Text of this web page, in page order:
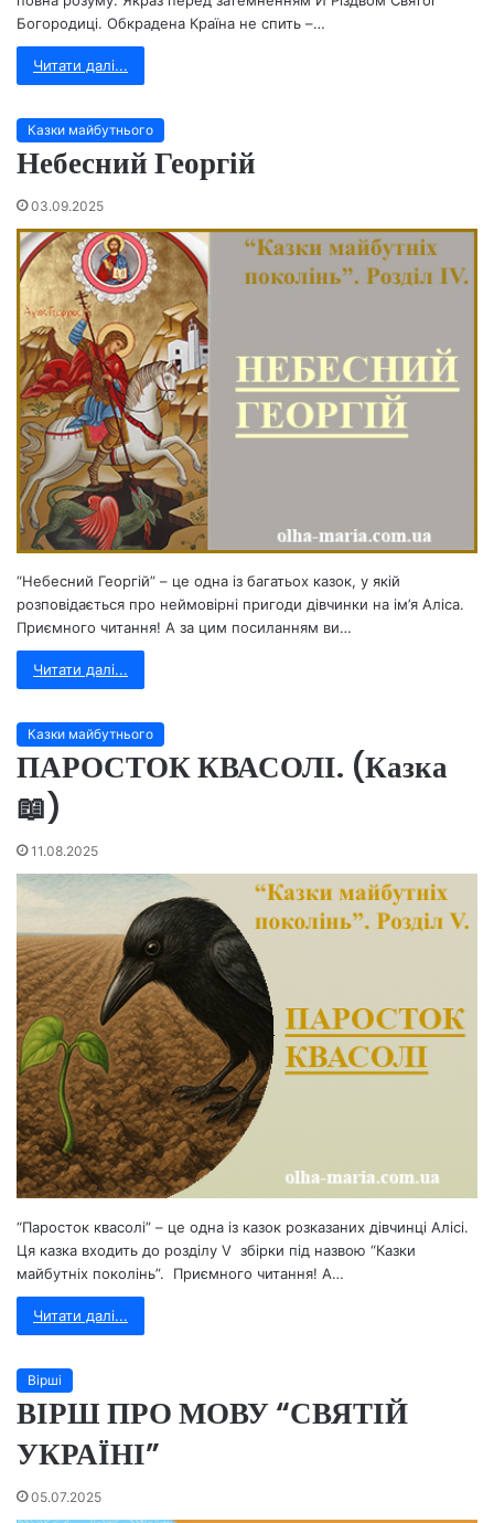
Богородиці. Обкрадена Країна не спить –…
Читати далі...
Казки майбутнього
Небесний Георгій
03.09.2025
“Небесний Георгій” – це одна із багатьох казок, у якій
розповідається про неймовірні пригоди дівчинки на ім’я Аліса.
Приємного читання! А за цим посиланням ви…
Читати далі...
Казки майбутнього
ПАРОСТОК КВАСОЛІ. (Казка
📖)
11.08.2025
“Паросток квасолі” – це одна із казок розказаних дівчинці Алісі.
Ця казка входить до розділу V збірки під назвою “Казки
майбутніх поколінь”. Приємного читання! А…
Читати далі...
Вірші
ВІРШ ПРО МОВУ “СВЯТІЙ
УКРАЇНІ”
05.07.2025